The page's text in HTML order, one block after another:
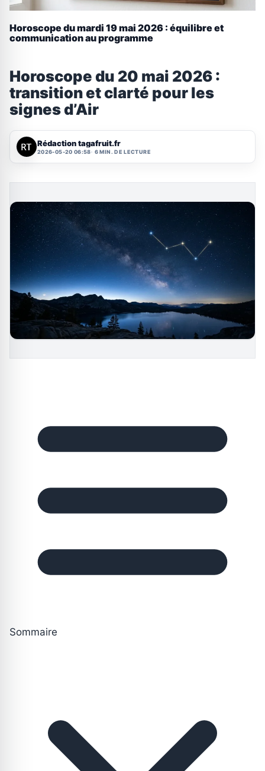
Horoscope du mardi 19 mai 2026 : équilibre et
communication au programme
Horoscope du 20 mai 2026 :
transition et clarté pour les
signes d’Air
Rédaction tagafruit.fr
2026-05-20 06:58 6 MIN. DE LECTURE
Sommaire